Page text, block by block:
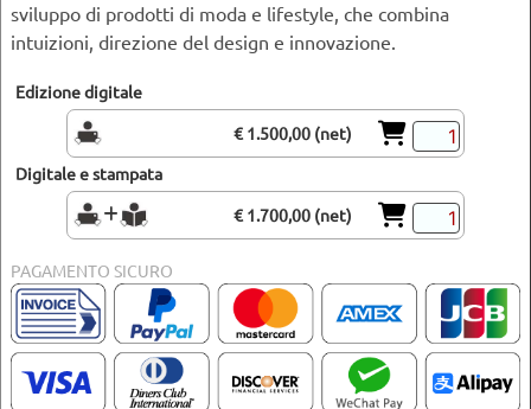
sviluppo di prodotti di moda e lifestyle, che combina
intuizioni, direzione del design e innovazione.
Edizione digitale
€ 1.500,00 (net)
Digitale e stampata
€ 1.700,00 (net)
PAGAMENTO SICURO